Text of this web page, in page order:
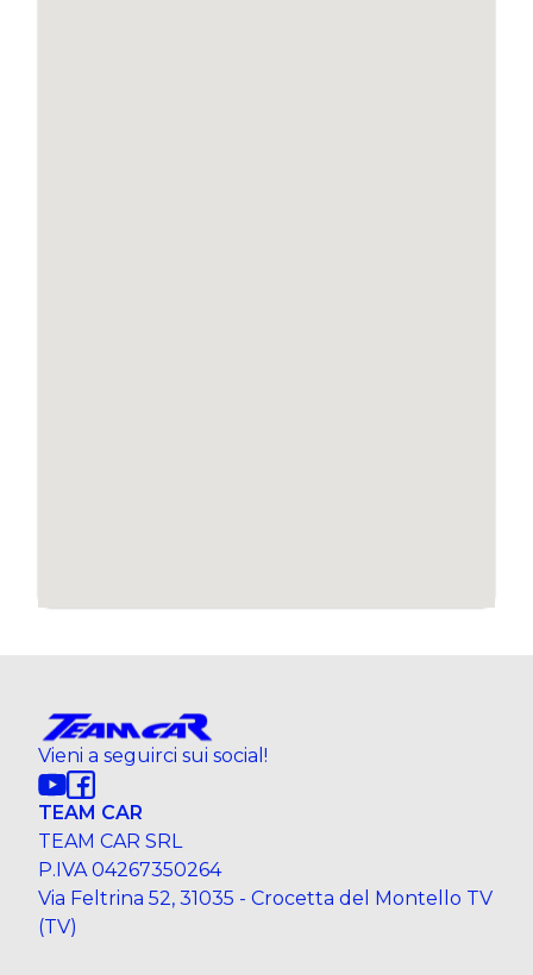
Vieni a seguirci sui social!
TEAM CAR
TEAM CAR SRL
P.IVA 04267350264
Via Feltrina 52, 31035 - Crocetta del Montello TV
(TV)